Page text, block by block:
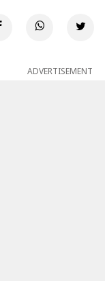
ADVERTISEMENT